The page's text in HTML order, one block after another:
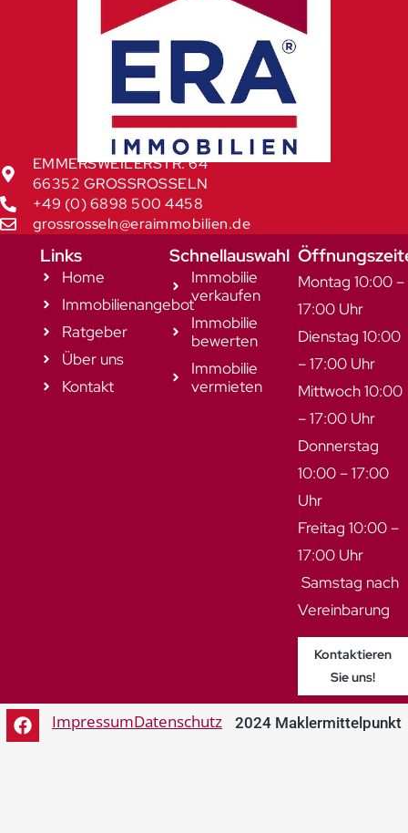
EMMERSWEILERSTR. 64
66352 GROSSROSSELN
+49 (0) 6898 500 4458
grossrosseln@eraimmobilien.de
Links
Home
Immobilienangebot
Ratgeber
Über uns
Kontakt
Schnellauswahl
Immobilie
verkaufen
Immobilie
bewerten
Immobilie
vermieten
Montag 10:00 –
17:00 Uhr
Dienstag 10:00
– 17:00 Uhr
Mittwoch 10:00
– 17:00 Uhr
Donnerstag
10:00 – 17:00
Uhr
Freitag 10:00 –
17:00 Uhr
Samstag nach
Vereinbarung
Kontaktieren
Sie uns!
ImpressumDatenschutz 2024 Maklermittelpunkt